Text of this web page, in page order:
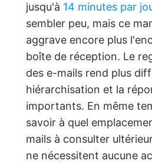
jusqu'à 14 minutes par
sembler peu, mais ce
aggrave encore plus
boîte de réception. Le
des e-mails rend plus
hiérarchisation et la
importants. En même
savoir à quel
mails à consulter
ne nécessitent aucune